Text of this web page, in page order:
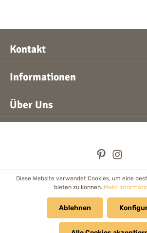
Kontakt
Informationen
Über Uns
* Alle Preise inkl. gesetzl. Mehrwertsteuer
und ggf. Nachnahmegebühren, wenn nicht
Händler Newsletter
Cookie
Kataloge & Prospekte
Diese Website verwendet Cookies, um eine
bieten zu können. Mehr
Ablehnen